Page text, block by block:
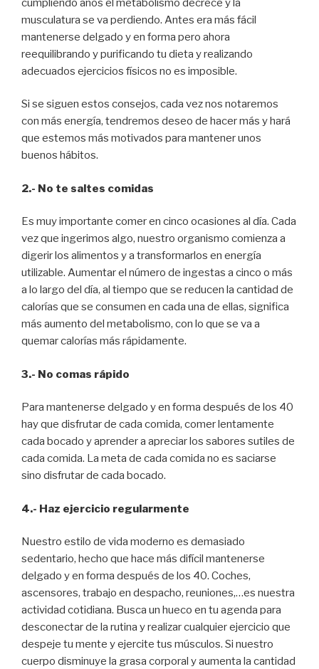
cumpliendo años el metabolismo decrece y la
musculatura se va perdiendo. Antes era más fácil
mantenerse delgado y en forma pero ahora
reequilibrando y purificando tu dieta y realizando
adecuados ejercicios físicos no es imposible.
Si se siguen estos consejos, cada vez nos notaremos
con más energía, tendremos deseo de hacer más y hará
que estemos más motivados para mantener unos
buenos hábitos.
2.- No te saltes comidas
Es muy importante comer en cinco ocasiones al día. Cada
vez que ingerimos algo, nuestro organismo comienza a
digerir los alimentos y a transformarlos en energía
utilizable. Aumentar el número de ingestas a cinco o más
a lo largo del día, al tiempo que se reducen la cantidad de
calorías que se consumen en cada una de ellas, significa
más aumento del metabolismo, con lo que se va a
quemar calorías más rápidamente.
3.- No comas rápido
Para mantenerse delgado y en forma después de los 40
hay que disfrutar de cada comida, comer lentamente
cada bocado y aprender a apreciar los sabores sutiles de
cada comida. La meta de cada comida no es saciarse
sino disfrutar de cada bocado.
4.- Haz ejercicio regularmente
Nuestro estilo de vida moderno es demasiado
sedentario, hecho que hace más difícil mantenerse
delgado y en forma después de los 40. Coches,
ascensores, trabajo en despacho, reuniones,…es nuestra
actividad cotidiana. Busca un hueco en tu agenda para
desconectar de la rutina y realizar cualquier ejercicio que
despeje tu mente y ejercite tus músculos. Si nuestro
cuerpo disminuye la grasa corporal y aumenta la cantidad